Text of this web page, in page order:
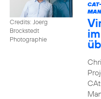
Credits: Joerg
Brockstedt
Photographie